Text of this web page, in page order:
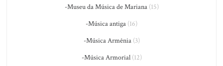
-Museu da Música de Mariana(15)
-Música antiga (16)
-Música Armênia(3)
-Música Armorial(12)